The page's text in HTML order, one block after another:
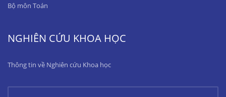
Bộ môn Toán
NGHIÊN CỨU KHOA HỌC
Thông tin về Nghiên cứu Khoa học